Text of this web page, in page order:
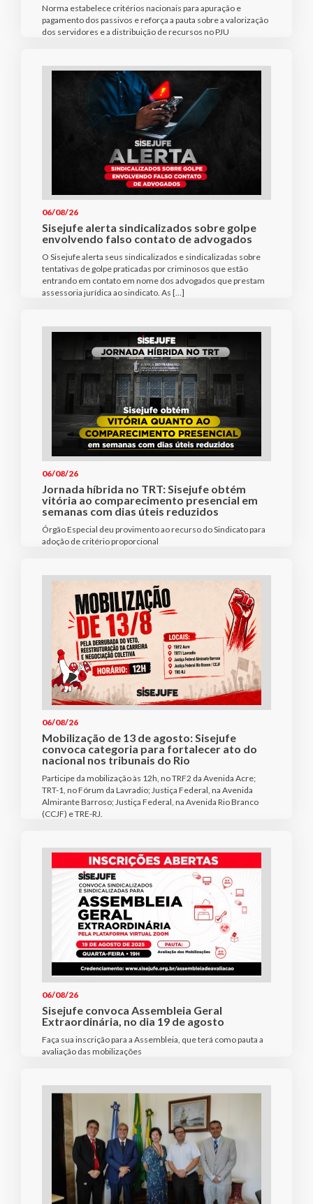
Norma estabelece critérios nacionais para apuração e
pagamento dos passivos e reforça a pauta sobre a valorização
dos servidores e a distribuição de recursos no PJU
06/08/26
Sisejufe alerta sindicalizados sobre golpe
envolvendo falso contato de advogados
O Sisejufe alerta seus sindicalizados e sindicalizadas sobre
tentativas de golpe praticadas por criminosos que estão
entrando em contato em nome dos advogados que prestam
assessoria jurídica ao sindicato. As […]
06/08/26
Jornada híbrida no TRT: Sisejufe obtém
vitória ao comparecimento presencial em
semanas com dias úteis reduzidos
Órgão Especial deu provimento ao recurso do Sindicato para
adoção de critério proporcional
06/08/26
Mobilização de 13 de agosto: Sisejufe
convoca categoria para fortalecer ato do
nacional nos tribunais do Rio
Participe da mobilização às 12h, no TRF2 da Avenida Acre;
TRT-1, no Fórum da Lavradio; Justiça Federal, na Avenida
Almirante Barroso; Justiça Federal, na Avenida Rio Branco
(CCJF) e TRE-RJ.
06/08/26
Sisejufe convoca Assembleia Geral
Extraordinária, no dia 19 de agosto
Faça sua inscrição para a Assembleia, que terá como pauta a
avaliação das mobilizações